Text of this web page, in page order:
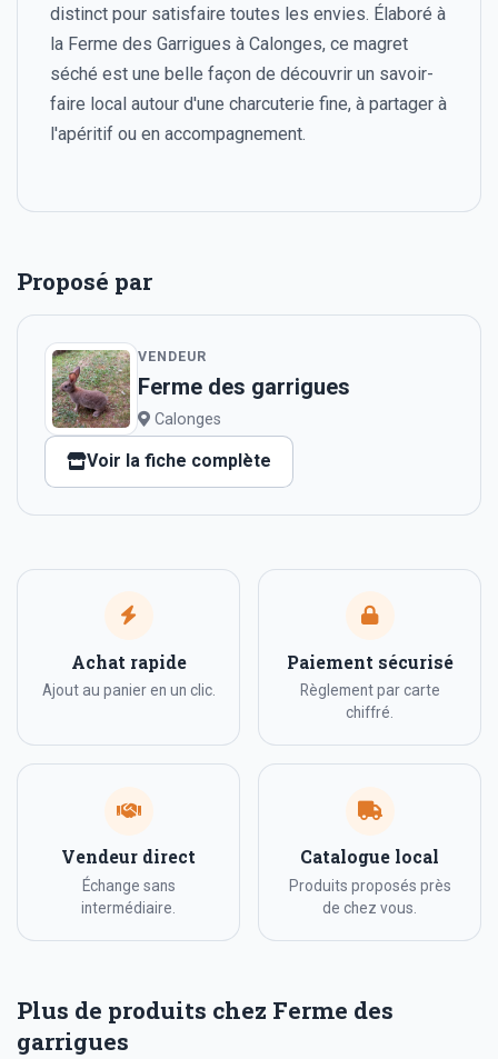
distinct pour satisfaire toutes les envies. Élaboré à
la Ferme des Garrigues à Calonges, ce magret
séché est une belle façon de découvrir un savoir-
faire local autour d'une charcuterie fine, à partager à
l'apéritif ou en accompagnement.
Proposé par
VENDEUR
Ferme des garrigues
Calonges
Voir la fiche complète
Achat rapide
Ajout au panier en un clic.
Paiement sécurisé
Règlement par carte
chiffré.
Vendeur direct
Échange sans
intermédiaire.
Catalogue local
Produits proposés près
de chez vous.
Plus de produits chez Ferme des
garrigues